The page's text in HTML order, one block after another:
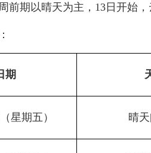
前期以晴天为主，13日开始
期
（星期五） 晴